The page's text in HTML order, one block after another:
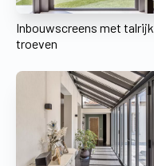
Inbouwscreens met
troeven